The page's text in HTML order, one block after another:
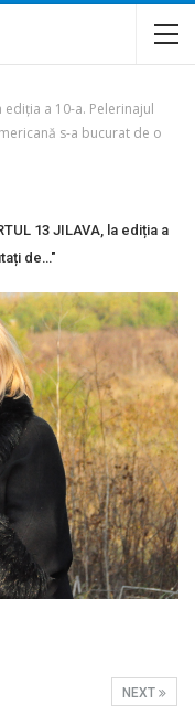
ediția a 10-a. Pelerinajul
s-a bucurat de o
13 JILAVA, la ediția a
de…"
NEXT